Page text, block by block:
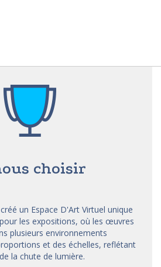
choisir
un Espace D'Art Virtuel unique
pour les expositions, où les œuvres
plusieurs environnements
et des échelles, reflétant
la chute de lumière.